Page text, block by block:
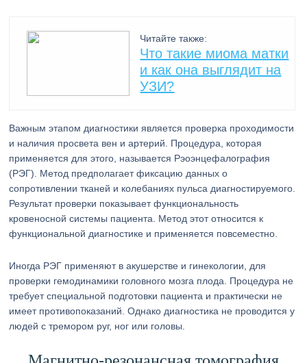
Читайте также:
Что такие миома матки
и как она выглядит на
УЗИ?
Важным этапом диагностики является проверка проходимости
и наличия просвета вен и артерий. Процедура, которая
применяется для этого, называется Рэоэнцефалография
(РЭГ). Метод предполагает фиксацию данных о
сопротивлении тканей и колебаниях пульса диагностируемого.
Результат проверки показывает функциональность
кровеносной системы пациента. Метод этот относится к
функциональной диагностике и применяется повсеместно.
Иногда РЭГ применяют в акушерстве и гинекологии, для
проверки гемодинамики головного мозга плода. Процедура не
требует специальной подготовки пациента и практически не
имеет противопоказаний. Однако диагностика не проводится у
людей с тремором руг, ног или головы.